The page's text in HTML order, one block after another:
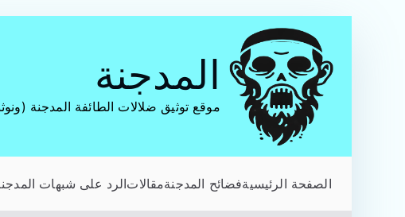
المحتوى
المدجنة
موقع توثيق ضلالات الطائفة المدجنة
الصفحة الرئيسيةفضائح المدجنةمقالاتالرد على شبهات